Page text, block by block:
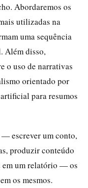
Abordaremos os
utilizadas na
uma sequência
Além disso,
o uso de narrativas
orientado por
para resumos
escrever um conto,
produzir conteúdo
em um relatório — os
os mesmos.